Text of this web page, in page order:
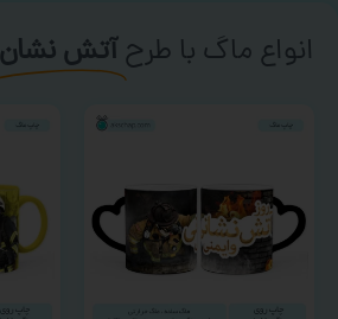
انواع ماگ با طرحآتش نشان